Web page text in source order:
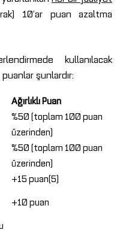
10’ar puan azaltma
kullanılacak
şunlardır:
Ağırlıklı Puan
%50 (toplam 100 puan
üzerinden)
%50 (toplam 100 puan
üzerinden)
+15 puan(5)
+10 puan